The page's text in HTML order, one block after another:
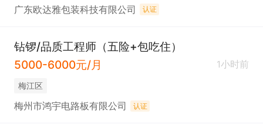
广东欧达雅包装科技有限公司 认证
钻锣/品质工程师（五险+包吃住）
5000-6000元/月
1小时前
梅江区
梅州市鸿宇电路板有限公司 认证